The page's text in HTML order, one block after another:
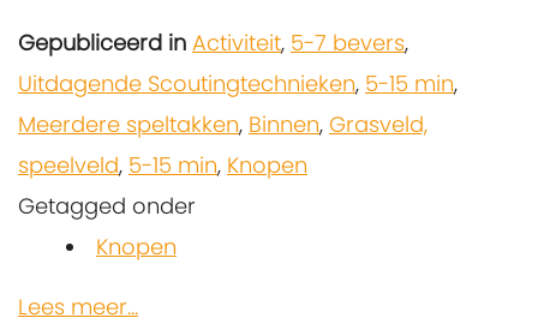
Gepubliceerd in Activiteit, 5-7 bevers,
Uitdagende Scoutingtechnieken, 5-15 min,
Meerdere speltakken, Binnen, Grasveld,
speelveld, 5-15 min, Knopen
Getagged onder
Knopen
Lees meer...